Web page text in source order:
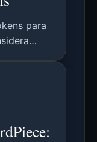
para